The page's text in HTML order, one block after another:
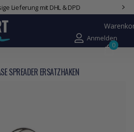
Lieferung mit DHL & DPD
Anmelden
0
SPREADER ERSATZHAKEN